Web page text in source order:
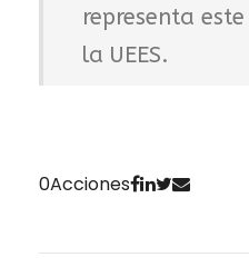
representa
la UEES.
0Acciones